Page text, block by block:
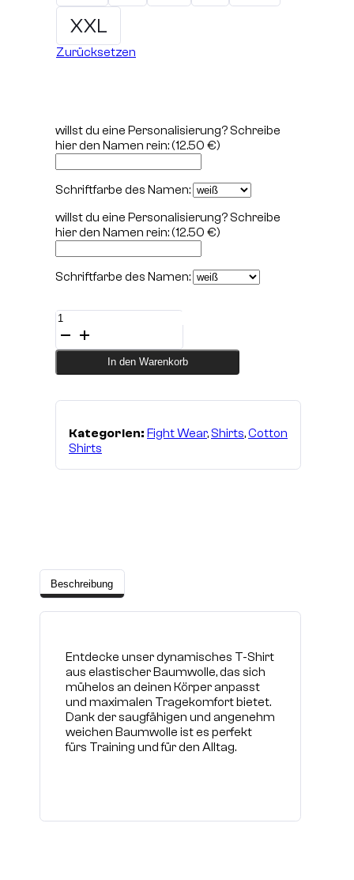
XXL
Zurücksetzen
willst du eine Personalisierung? Schreibe
hier den Namen rein:(12.50 €)
Schriftfarbe des Namen:
willst du eine Personalisierung? Schreibe
hier den Namen rein:(12.50 €)
Schriftfarbe des Namen:
Power
Flex
Shirt
Black
Menge
In den Warenkorb
Kategorien: Fight Wear,Shirts,Cotton
Shirts
Beschreibung
Entdecke unser dynamisches T-Shirt
aus elastischer Baumwolle, das sich
mühelos an deinen Körper anpasst
und maximalen Tragekomfort bietet.
Dank der saugfähigen und angenehm
weichen Baumwolle ist es perfekt
fürs Training und für den Alltag.